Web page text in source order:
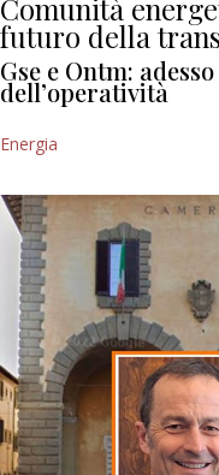
Comunità
futuro della
Gse e Ontm:
dell’operatività
Energia